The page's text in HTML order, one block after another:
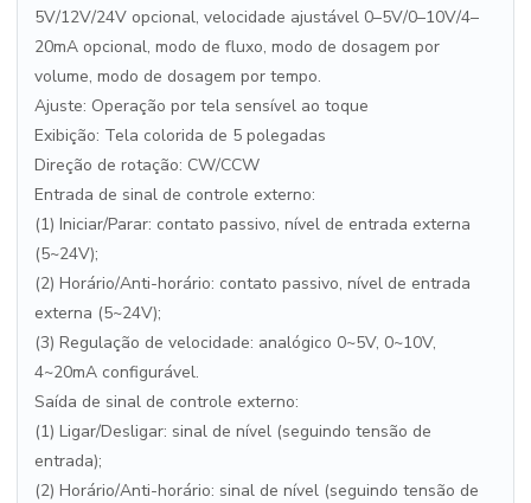
5V/12V/24V opcional, velocidade ajustável 0–5V/0–10V/4–
20mA opcional, modo de fluxo, modo de dosagem por
volume, modo de dosagem por tempo.
Ajuste: Operação por tela sensível ao toque
Exibição: Tela colorida de 5 polegadas
Direção de rotação: CW/CCW
Entrada de sinal de controle externo:
(1) Iniciar/Parar: contato passivo, nível de entrada externa
(5~24V);
(2) Horário/Anti-horário: contato passivo, nível de entrada
externa (5~24V);
(3) Regulação de velocidade: analógico 0~5V, 0~10V,
4~20mA configurável.
Saída de sinal de controle externo:
(1) Ligar/Desligar: sinal de nível (seguindo tensão de
entrada);
(2) Horário/Anti-horário: sinal de nível (seguindo tensão de